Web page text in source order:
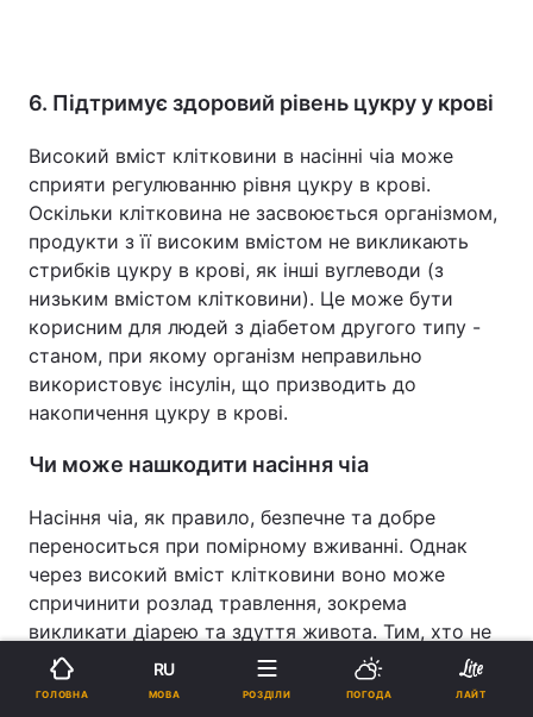
6. Підтримує здоровий рівень цукру у крові
Високий вміст клітковини в насінні чіа може
сприяти регулюванню рівня цукру в крові.
Оскільки клітковина не засвоюється організмом,
продукти з її високим вмістом не викликають
стрибків цукру в крові, як інші вуглеводи (з
низьким вмістом клітковини). Це може бути
корисним для людей з діабетом другого типу -
станом, при якому організм неправильно
використовує інсулін, що призводить до
накопичення цукру в крові.
Чи може нашкодити насіння чіа
Насіння чіа, як правило, безпечне та добре
переноситься при помірному вживанні. Однак
через високий вміст клітковини воно може
спричинити розлад травлення, зокрема
викликати діарею та здуття живота. Тим, хто не
звик їсти продукти з високим вмістом
клітковини, дієтологи радять поступово
ГОЛОВНА
RU
МОВА РОЗДІЛИ ПОГОДА ЛАЙТ